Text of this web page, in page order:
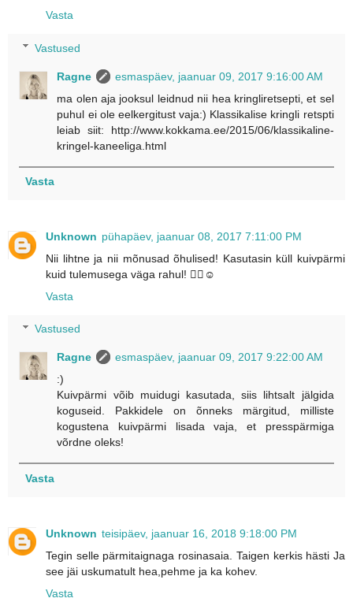
Vasta
Vastused
Ragne
esmaspäev, jaanuar 09, 2017 9:16:00 AM
ma olen aja jooksul leidnud nii hea kringliretsepti, et sel
puhul ei ole eelkergitust vaja:) Klassikalise kringli retspti
leiab siit: http://www.kokkama.ee/2015/06/klassikaline-
kringel-kaneeliga.html
Vasta
Unknown pühapäev, jaanuar 08, 2017 7:11:00 PM
Nii lihtne ja nii mõnusad õhulised! Kasutasin küll kuivpärmi
kuid tulemusega väga rahul! 👍🏼☺
Vasta
Vastused
Ragne
esmaspäev, jaanuar 09, 2017 9:22:00 AM
:)
Kuivpärmi võib muidugi kasutada, siis lihtsalt jälgida
koguseid. Pakkidele on õnneks märgitud, milliste
kogustena kuivpärmi lisada vaja, et presspärmiga
võrdne oleks!
Vasta
Unknown teisipäev, jaanuar 16, 2018 9:18:00 PM
Tegin selle pärmitaignaga rosinasaia. Taigen kerkis hästi Ja
see jäi uskumatult hea,pehme ja ka kohev.
Vasta